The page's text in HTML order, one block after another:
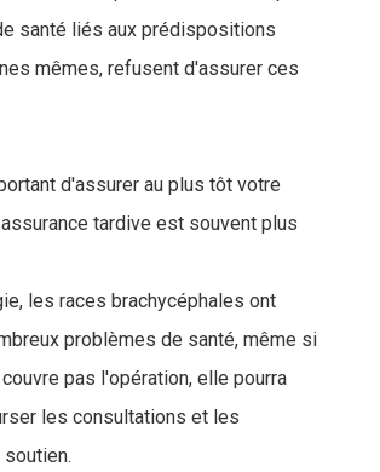
santé liés aux prédispositions
mêmes, refusent d'assurer ces
d'assurer au plus tôt votre
tardive est souvent plus
les races brachycéphales ont
problèmes de santé, même si
pas l'opération, elle pourra
les consultations et les